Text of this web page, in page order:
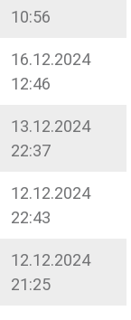
10:56
16.12.2024
12:46
13.12.2024
22:37
12.12.2024
22:43
12.12.2024
21:25